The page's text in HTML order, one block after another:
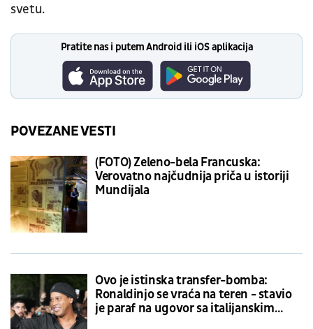
svetu.
Pratite nas i putem Android ili iOS aplikacija
POVEZANE VESTI
(FOTO) Zeleno-bela Francuska:
Verovatno najčudnija priča u istoriji
Mundijala
Ovo je istinska transfer-bomba:
Ronaldinjo se vraća na teren - stavio
je paraf na ugovor sa italijanskim